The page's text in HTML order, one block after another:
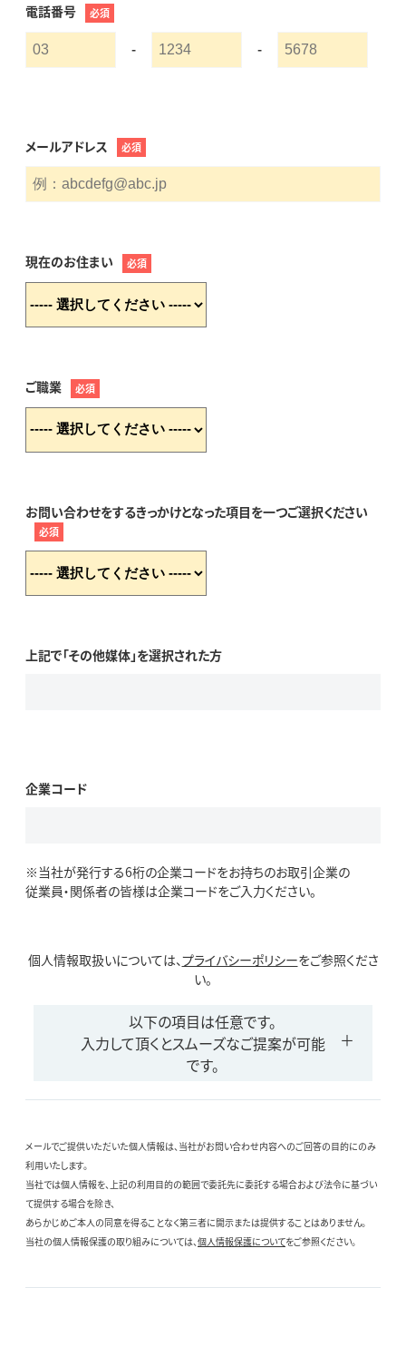
電話番号 必須
- -
メールアドレス 必須
現在のお住まい 必須
ご職業 必須
お問い合わせをするきっかけとなった項目を一つご選択ください
必須
上記で「その他媒体」を選択された方
企業コード
※当社が発行する6桁の企業コードをお持ちのお取引企業の
従業員・関係者の皆様は企業コードをご入力ください。
個人情報取扱いについては、プライバシーポリシーをご参照くださ
い。
以下の項目は任意です。
入力して頂くとスムーズなご提案が可能
です。
メールでご提供いただいた個人情報は、当社がお問い合わせ内容へのご回答の目的にのみ
利用いたします。
当社では個人情報を、上記の利用目的の範囲で委託先に委託する場合および法令に基づい
て提供する場合を除き、
あらかじめご本人の同意を得ることなく第三者に開示または提供することはありません。
当社の個人情報保護の取り組みについては、個人情報保護についてをご参照ください。